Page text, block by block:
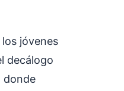
jóvenes
decálogo
donde